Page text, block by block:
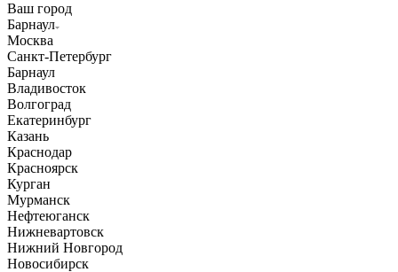
Ваш город
Барнаул
Москва
Санкт-Петербург
Барнаул
Владивосток
Волгоград
Екатеринбург
Казань
Краснодар
Красноярск
Курган
Мурманск
Нефтеюганск
Нижневартовск
Нижний Новгород
Новосибирск